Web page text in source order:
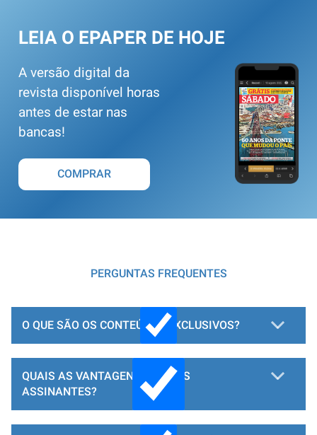
LEIA O EPAPER DE HOJE
A versão digital da
revista disponível horas
antes de estar nas
bancas!
COMPRAR
PERGUNTAS FREQUENTES
O QUE SÃO OS CONTEÚDOS EXCLUSIVOS?
QUAIS AS VANTAGENS PARA OS
ASSINANTES?